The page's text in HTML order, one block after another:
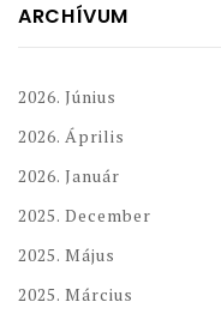
ARCHÍVUM
2026. Június
2026. Április
2026. Január
2025. December
2025. Május
2025. Március